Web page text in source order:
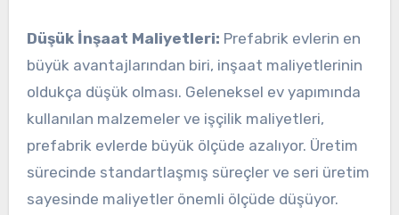
Düşük İnşaat Maliyetleri: Prefabrik evlerin en
büyük avantajlarından biri, inşaat maliyetlerinin
oldukça düşük olması. Geleneksel ev yapımında
kullanılan malzemeler ve işçilik maliyetleri,
prefabrik evlerde büyük ölçüde azalıyor. Üretim
sürecinde standartlaşmış süreçler ve seri üretim
sayesinde maliyetler önemli ölçüde düşüyor.